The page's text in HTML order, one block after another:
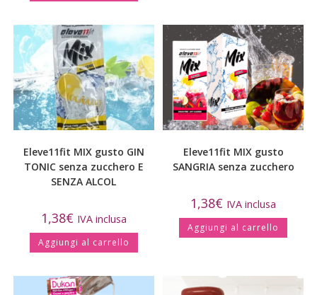
Eleve11fit MIX gusto GIN
TONIC senza zucchero E
SENZA ALCOL
1,38€ IVA inclusa
Aggiungi al carrello
Eleve11fit MIX gusto
SANGRIA senza zucchero
1,38€ IVA inclusa
Aggiungi al carrello